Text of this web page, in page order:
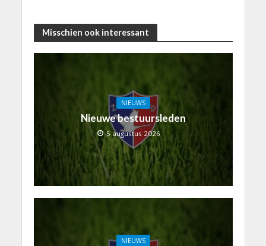
Misschien ook interessant
NIEUWS
Nieuwe bestuursleden
5 augustus 2026
NIEUWS